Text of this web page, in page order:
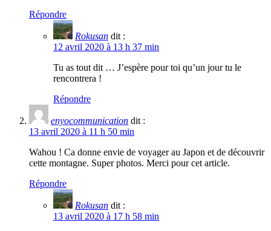
Répondre
Rokusan dit :
12 avril 2020 à 13 h 37 min
Tu as tout dit … J’espère pour toi qu’un jour tu le
rencontrera !
Répondre
enyocommunication dit :
13 avril 2020 à 11 h 50 min
Wahou ! Ca donne envie de voyager au Japon et de découvrir
cette montagne. Super photos. Merci pour cet article.
Répondre
Rokusan dit :
13 avril 2020 à 17 h 58 min